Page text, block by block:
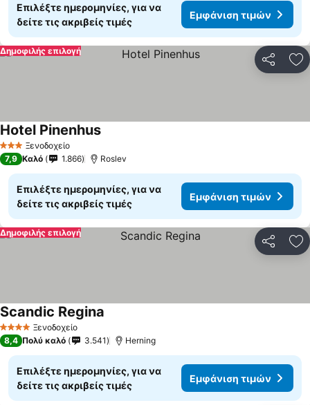
Επιλέξτε ημερομηνίες, για να
δείτε τις ακριβείς τιμές
Εμφάνιση τιμών
Δημοφιλής επιλογή
3 ΑστέριαΞενοδοχείο
Hotel PinenhusΕμφάνιση τιμών
7,9 Καλό 1.866 Roslev
Επιλέξτε ημερομηνίες, για να
δείτε τις ακριβείς τιμές
Εμφάνιση τιμών
Δημοφιλής επιλογή
4 ΑστέριαΞενοδοχείο
Scandic Regina
8,4 Πολύ καλό 3.541 Herning
Επιλέξτε ημερομηνίες, για να
δείτε τις ακριβείς τιμές
Εμφάνιση τιμών